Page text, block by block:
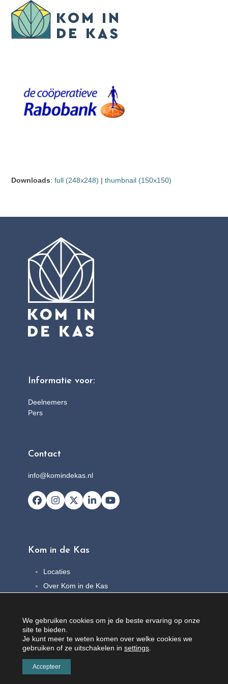
content
Open
mobile
menu
Close
mobile
menu
Downloads:full (248x248) |thumbnail (150x150)
Informatie voor:
Deelnemers
Pers
Contact
info@komindekas.nl
Facebook
Instagram
X LinkedInYouTube
Kom in de Kas
Locaties
Over Kom in de Kas
Contact
We gebruiken cookies om je de beste ervaring op onze
site te bieden.
Je kunt meer te weten komen over welke cookies we
gebruiken of ze uitschakelen in settings
Accepteer